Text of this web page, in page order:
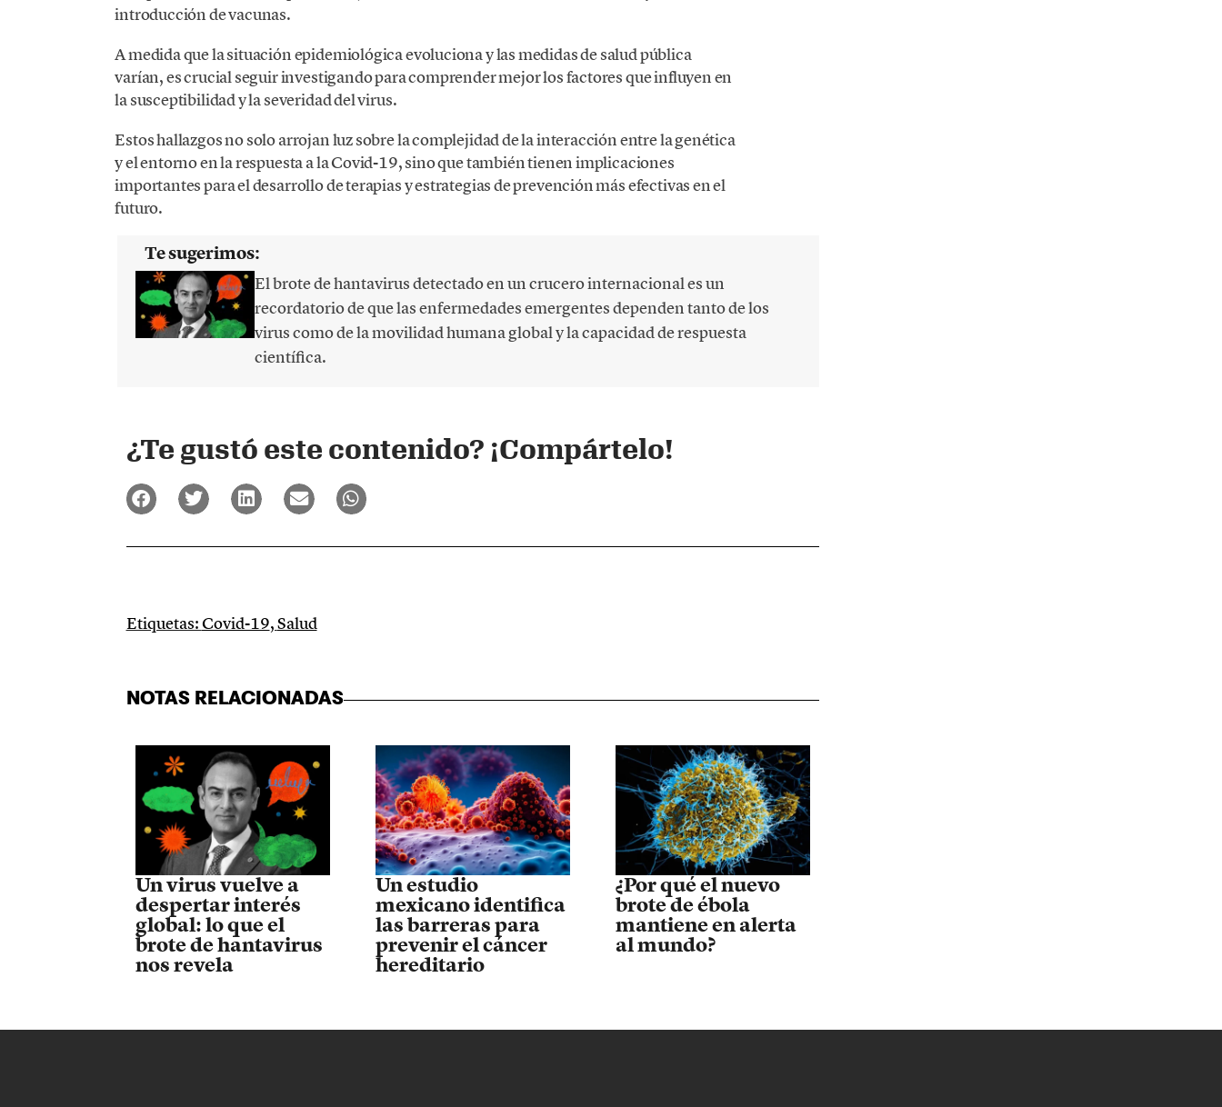
introducción de vacunas.
A medida que la situación epidemiológica evoluciona y las medidas de salud pública
varían, es crucial seguir investigando para comprender mejor los factores que influyen en
la susceptibilidad y la severidad del virus.
Estos hallazgos no solo arrojan luz sobre la complejidad de la interacción entre la genética
y el entorno en la respuesta a la Covid-19, sino que también tienen implicaciones
importantes para el desarrollo de terapias y estrategias de prevención más efectivas en el
futuro.
Te sugerimos:
El brote de hantavirus detectado en un crucero internacional es un
recordatorio de que las enfermedades emergentes dependen tanto de los
virus como de la movilidad humana global y la capacidad de respuesta
científica.
¿Te gustó este contenido? ¡Compártelo!
Etiquetas:Covid-19,Salud
NOTAS RELACIONADAS
Un virus vuelve a
despertar interés
global: lo que el
brote de hantavirus
nos revela
Un estudio
mexicano identifica
las barreras para
prevenir el cáncer
hereditario
¿Por qué el nuevo
brote de ébola
mantiene en alerta
al mundo?